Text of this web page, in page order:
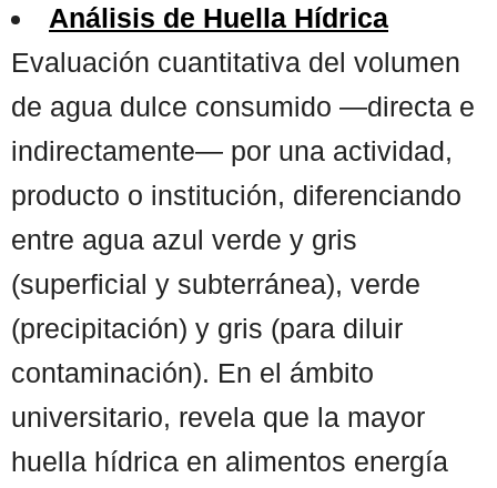
Análisis de Huella Hídrica
Evaluación cuantitativa del volumen
de agua dulce consumido —directa e
indirectamente— por una actividad,
producto o institución, diferenciando
entre agua azul verde y gris
(superficial y subterránea), verde
(precipitación) y gris (para diluir
contaminación). En el ámbito
universitario, revela que la mayor
huella hídrica en alimentos energía